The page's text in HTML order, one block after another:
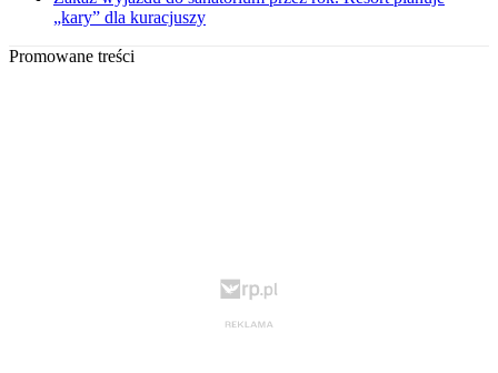
„kary” dla kuracjuszy
Promowane treści